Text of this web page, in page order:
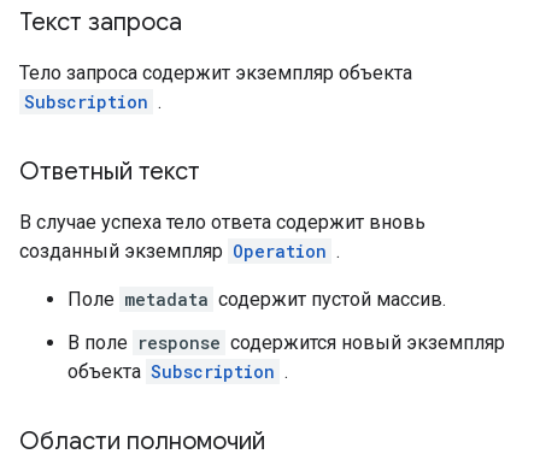
Текст запроса
Тело запроса содержит экземпляр объекта
Subscription .
Ответный текст
В случае успеха тело ответа содержит вновь
созданный экземпляр Operation .
Поле metadata содержит пустой массив.
В поле response содержится новый экземпляр
объекта Subscription .
Области полномочий